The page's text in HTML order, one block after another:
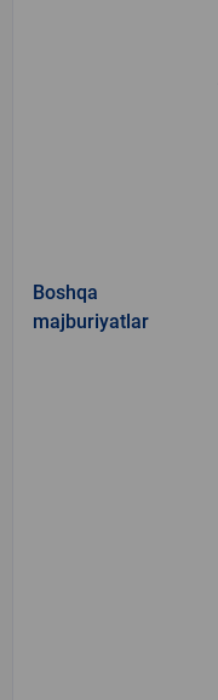
Boshqa
majburiyatlar